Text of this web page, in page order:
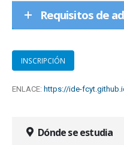
Requisitos de
INSCRIPCIÓN
ENLACE: https://ide-
Dónde se estudia